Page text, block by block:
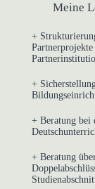
Meine
+
+
+ Beratung bei
+ Beratung